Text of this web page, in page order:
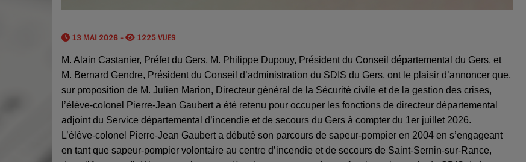
13 MAI 2026 - 1225 VUES
M. Alain Castanier, Préfet du Gers, M. Philippe Dupouy, Président du Conseil départemental du Gers, et
M. Bernard Gendre, Président du Conseil d’administration du SDIS du Gers, ont le plaisir d’annoncer que,
sur proposition de M. Julien Marion, Directeur général de la Sécurité civile et de la gestion des crises,
l’élève-colonel Pierre-Jean Gaubert a été retenu pour occuper les fonctions de directeur départemental
adjoint du Service départemental d’incendie et de secours du Gers à compter du 1er juillet 2026.
L’élève-colonel Pierre-Jean Gaubert a débuté son parcours de sapeur-pompier en 2004 en s’engageant
en tant que sapeur-pompier volontaire au centre d’incendie et de secours de Saint-Sernin-sur-Rance,